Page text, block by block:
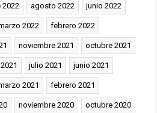
agosto 2022 junio 2022
2022 febrero 2022
noviembre 2021 octubre 2021
julio 2021 junio 2021
2021 febrero 2021
noviembre 2020 octubre 2020